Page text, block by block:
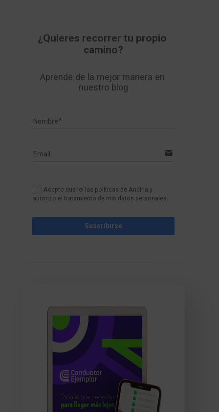
¿Quieres recorrer tu propio
camino?
Aprende de la mejor manera en
nuestro blog
Nombre
Email email
Acepto que leí las políticas de Andina y
autorizo el tratamiento de mis datos personales.
Suscribirse